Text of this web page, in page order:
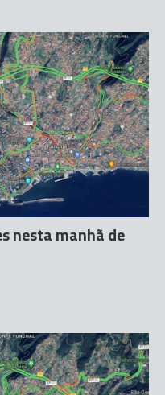
nesta manhã de